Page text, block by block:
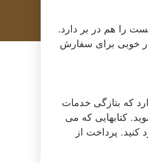
را هم در بر دارد.
خوبی برای سفارش
که بتازگی خدمات
کتابهایی که می
کنید. پرداخت از